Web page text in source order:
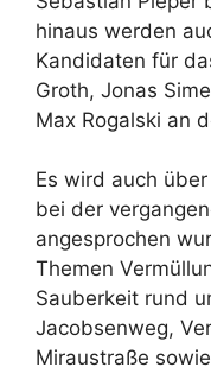
hinaus werden
Kandidaten für
Groth, Jonas
Max Rogalski an
Es wird auch
bei der
angesprochen
Themen
Sauberkeit rund
Jacobsenweg,
Miraustraße